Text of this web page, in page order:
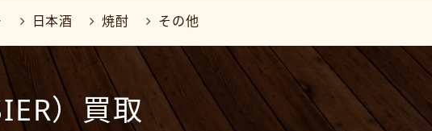
日本酒 焼酎 その他
）買取